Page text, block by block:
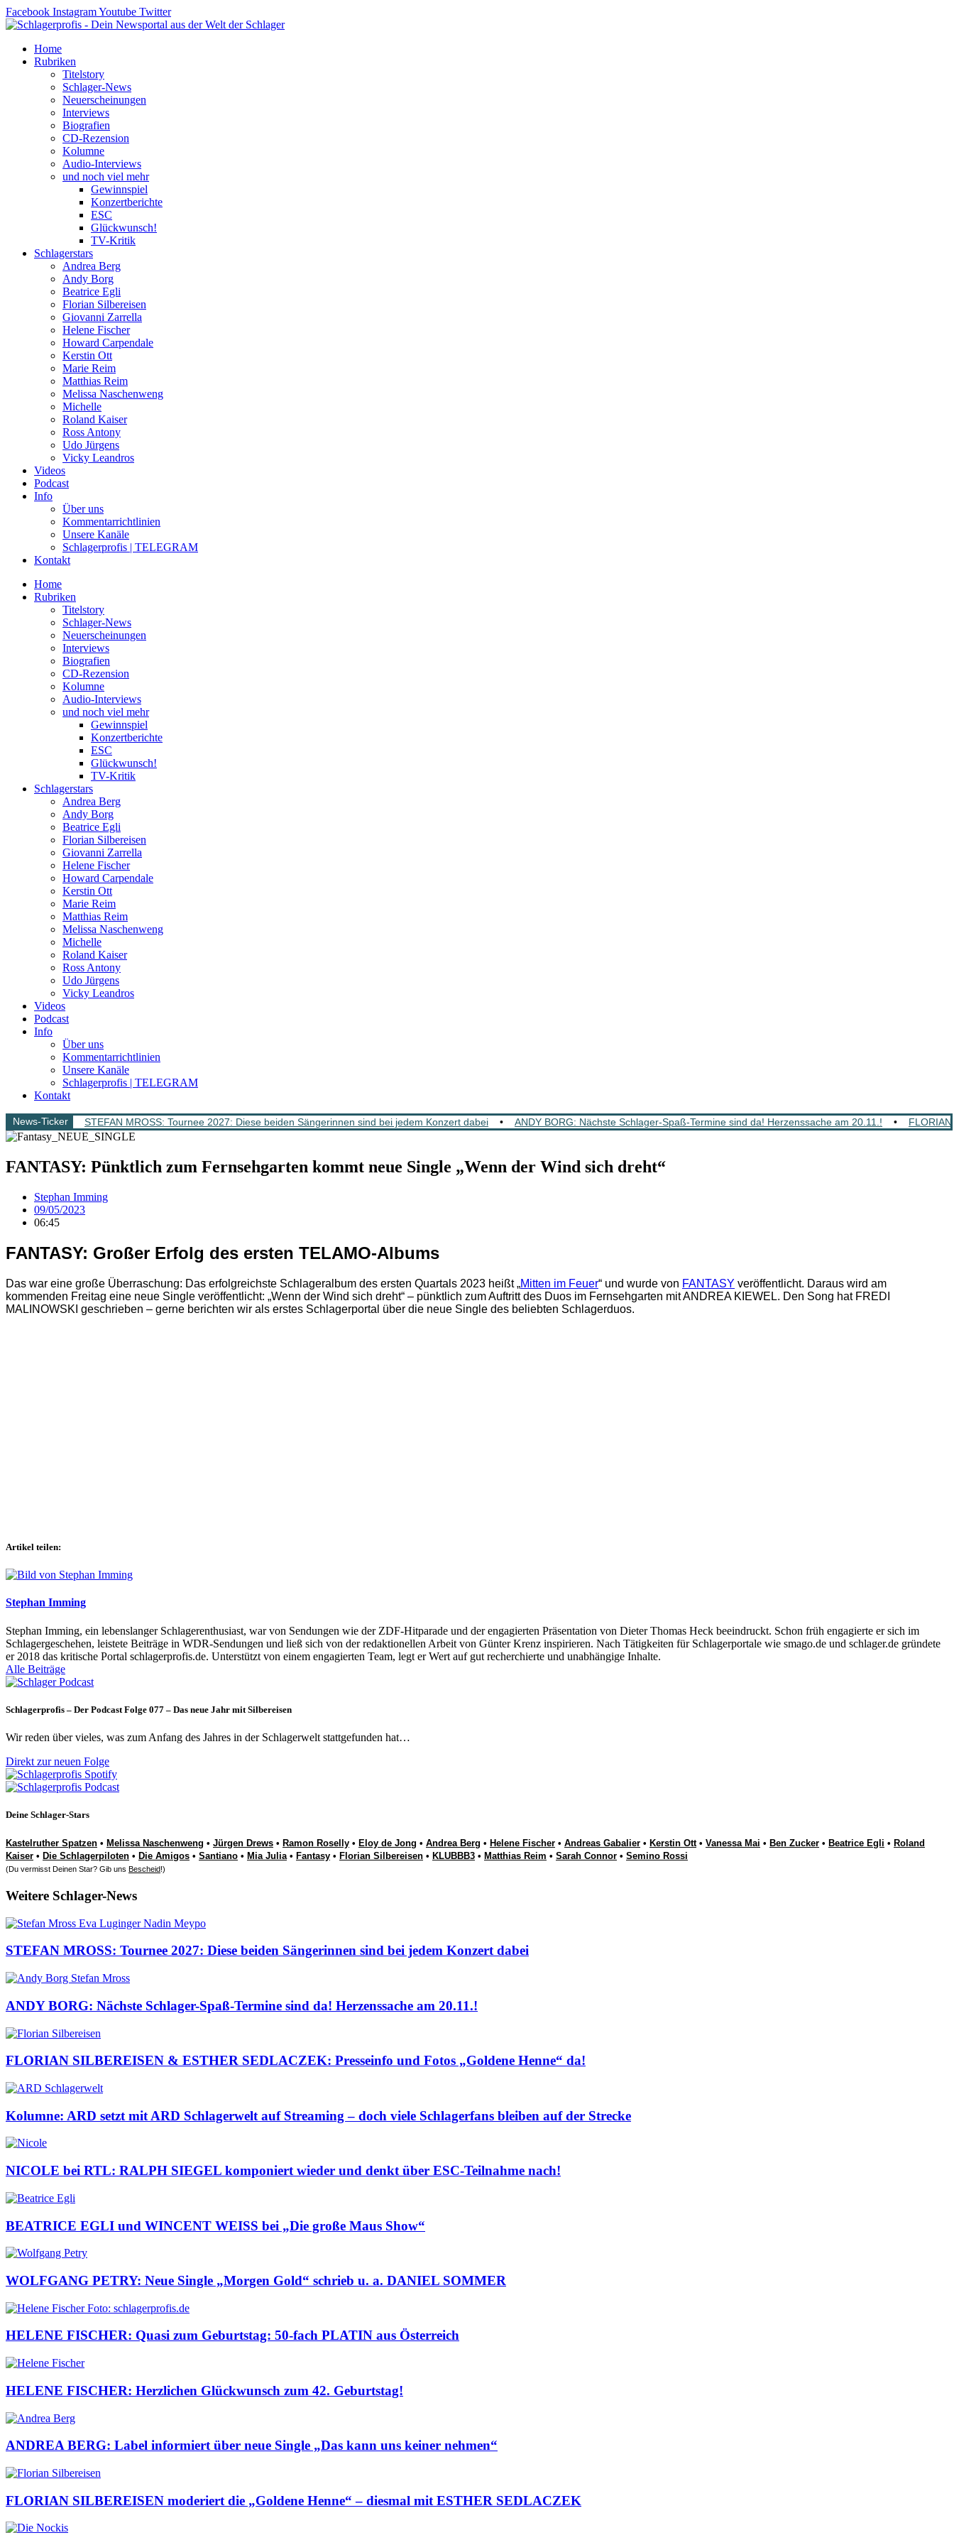
Zum
Inhalt
Facebook InstagramYoutube Twitter
Home
Rubriken
Titelstory
Schlager-News
Neuerscheinungen
Interviews
Biografien
CD-Rezension
Kolumne
Audio-Interviews
und noch viel mehr
Gewinnspiel
Konzertberichte
ESC
Glückwunsch!
TV-Kritik
Schlagerstars
Andrea Berg
Andy Borg
Beatrice Egli
Florian Silbereisen
Giovanni Zarrella
Helene Fischer
Howard Carpendale
Kerstin Ott
Marie Reim
Matthias Reim
Melissa Naschenweng
Michelle
Roland Kaiser
Ross Antony
Udo Jürgens
Vicky Leandros
Videos
Podcast
Info
Über uns
Kommentarrichtlinien
Unsere Kanäle
Schlagerprofis | TELEGRAM
Kontakt
Home
Rubriken
Titelstory
Schlager-News
Neuerscheinungen
Interviews
Biografien
CD-Rezension
Kolumne
Audio-Interviews
und noch viel mehr
Gewinnspiel
Konzertberichte
ESC
Glückwunsch!
TV-Kritik
Schlagerstars
Andrea Berg
Andy Borg
Beatrice Egli
Florian Silbereisen
Giovanni Zarrella
Helene Fischer
Howard Carpendale
Kerstin Ott
Marie Reim
Matthias Reim
Melissa Naschenweng
Michelle
Roland Kaiser
Ross Antony
Udo Jürgens
Vicky Leandros
Videos
Podcast
Info
Über uns
Kommentarrichtlinien
Unsere Kanäle
Schlagerprofis | TELEGRAM
Kontakt
News-Ticker STEFAN MROSS: Tournee 2027: Diese beiden Sängerinnen sind bei jedem Konzert dabei • ANDY BORG: Nächste Schlager-Spaß-Termine sind da! Herzenssache am 20.11.! •
FANTASY: Pünktlich zum Fernsehgarten kommt neue Single „Wenn der Wind sich dreht“
Stephan Imming
09/05/2023
06:45
FANTASY: Großer Erfolg des ersten TELAMO-Albums
Das war eine große Überraschung: Das erfolgreichste Schlageralbum des ersten Quartals 2023 heißt „Mitten im Feuer“ und wurde von FANTASY veröffentlicht. Daraus wird am
kommenden Freitag eine neue Single veröffentlicht: „Wenn der Wind sich dreht“ – pünktlich zum Auftritt des Duos im Fernsehgarten mit ANDREA KIEWEL. Den Song hat FREDI
MALINOWSKI geschrieben – gerne berichten wir als erstes Schlagerportal über die neue Single des beliebten Schlagerduos.
Artikel teilen:
Stephan Imming
Stephan Imming, ein lebenslanger Schlagerenthusiast, war von Sendungen wie der ZDF-Hitparade und der engagierten Präsentation von Dieter Thomas Heck beeindruckt. Schon früh engagierte er sich im
Schlagergeschehen, leistete Beiträge in WDR-Sendungen und ließ sich von der redaktionellen Arbeit von Günter Krenz inspirieren. Nach Tätigkeiten für Schlagerportale wie smago.de und schlager.de gründete
er 2018 das kritische Portal schlagerprofis.de. Unterstützt von einem engagierten Team, legt er Wert auf gut recherchierte und unabhängige Inhalte.
Alle Beiträge
Schlagerprofis – Der Podcast Folge 077 – Das neue Jahr mit Silbereisen
Wir reden über vieles, was zum Anfang des Jahres in der Schlagerwelt stattgefunden hat…
Direkt zur neuen Folge
Deine Schlager-Stars
Kastelruther Spatzen • Melissa Naschenweng • Jürgen Drews • Ramon Roselly • Eloy de Jong • Andrea Berg • Helene Fischer • Andreas Gabalier • Kerstin Ott• Vanessa Mai • Ben Zucker • Beatrice Egli • Roland
Kaiser • Die Schlagerpiloten • Die Amigos • Santiano • Mia Julia• Fantasy • Florian Silbereisen • KLUBBB3 • Matthias Reim • Sarah Connor • Semino Rossi
(Du vermisst Deinen Star? Gib uns Bescheid!)
Weitere Schlager-News
STEFAN MROSS: Tournee 2027: Diese beiden Sängerinnen sind bei jedem Konzert dabei
ANDY BORG: Nächste Schlager-Spaß-Termine sind da! Herzenssache am 20.11.!
FLORIAN SILBEREISEN & ESTHER SEDLACZEK: Presseinfo und Fotos „Goldene Henne“ da!
Kolumne: ARD setzt mit ARD Schlagerwelt auf Streaming – doch viele Schlagerfans bleiben auf der Strecke
NICOLE bei RTL: RALPH SIEGEL komponiert wieder und denkt über ESC-Teilnahme nach!
BEATRICE EGLI und WINCENT WEISS bei „Die große Maus Show“
WOLFGANG PETRY: Neue Single „Morgen Gold“ schrieb u. a. DANIEL SOMMER
HELENE FISCHER: Quasi zum Geburtstag: 50-fach PLATIN aus Österreich
HELENE FISCHER: Herzlichen Glückwunsch zum 42. Geburtstag!
ANDREA BERG: Label informiert über neue Single „Das kann uns keiner nehmen“
FLORIAN SILBEREISEN moderiert die „Goldene Henne“ – diesmal mit ESTHER SEDLACZEK